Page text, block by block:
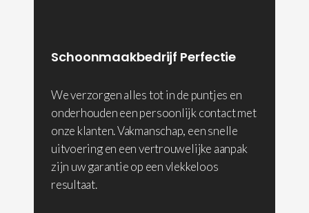
Schoonmaakbedrijf Perfectie
We verzorgen alles tot in de puntjes en
onderhouden een persoonlijk contact met
onze klanten. Vakmanschap, een snelle
uitvoering en een vertrouwelijke aanpak
zijn uw garantie op een vlekkeloos
resultaat.